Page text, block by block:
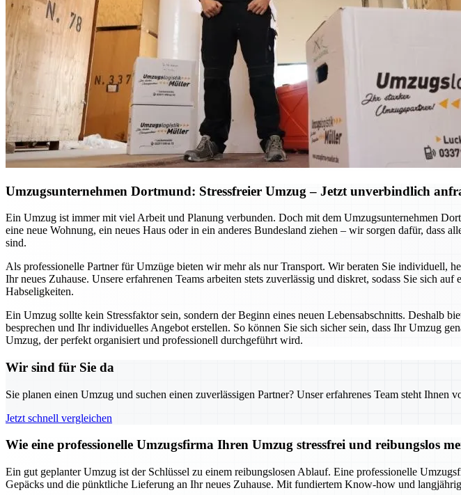
Umzugsunternehmen Dortmund: Stressfreier Umzug – Jetzt unverbindlich
Ein Umzug ist immer mit viel Arbeit und Planung verbunden. Doch mit dem Umzugsunternehmen
eine neue Wohnung, ein neues Haus oder in ein anderes Bundesland ziehen – wir sorgen dafür, dass
sind.
Als professionelle Partner für Umzüge bieten wir mehr als nur Transport. Wir beraten Sie individuell,
Ihr neues Zuhause. Unsere erfahrenen Teams arbeiten stets zuverlässig und diskret, sodass Sie sich
Habseligkeiten.
Ein Umzug sollte kein Stressfaktor sein, sondern der Beginn eines neuen Lebensabschnitts.
besprechen und Ihr individuelles Angebot erstellen. So können Sie sich sicher sein, dass Ihr Umzug
Umzug, der perfekt organisiert und professionell durchgeführt wird.
Wir sind für Sie da
Sie planen einen Umzug und suchen einen zuverlässigen Partner? Unser erfahrenes Team steht
Jetzt schnell vergleichen
Wie eine professionelle Umzugsfirma Ihren Umzug stressfrei und reibungslos
Ein gut geplanter Umzug ist der Schlüssel zu einem reibungslosen Ablauf. Eine professionelle
Gepäcks und die pünktliche Lieferung an Ihr neues Zuhause. Mit fundiertem Know-how und